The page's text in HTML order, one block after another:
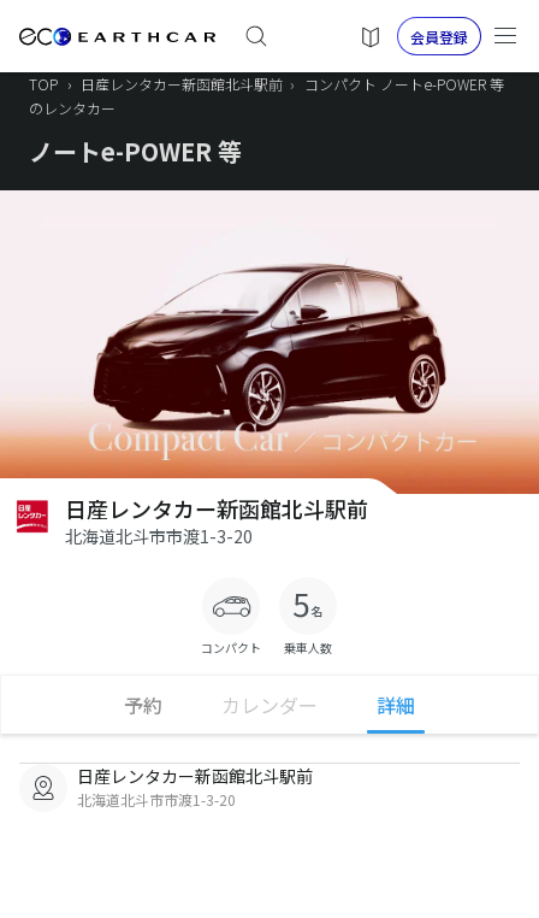
会員登録
TOP › 日産レンタカー新函館北斗駅前 ›
コンパクト ノートe-POWER 等
のレンタカー
ノートe-POWER 等
日産レンタカー新函館北斗駅前
北海道北斗市市渡1-3-20
コンパクト 乗車人数
予約 カレンダー 詳細
日産レンタカー新函館北斗駅前
北海道北斗市市渡1-3-20